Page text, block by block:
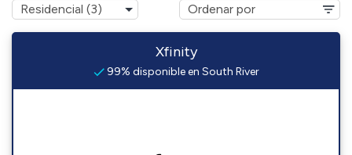
Xfinity
99% disponible en South River